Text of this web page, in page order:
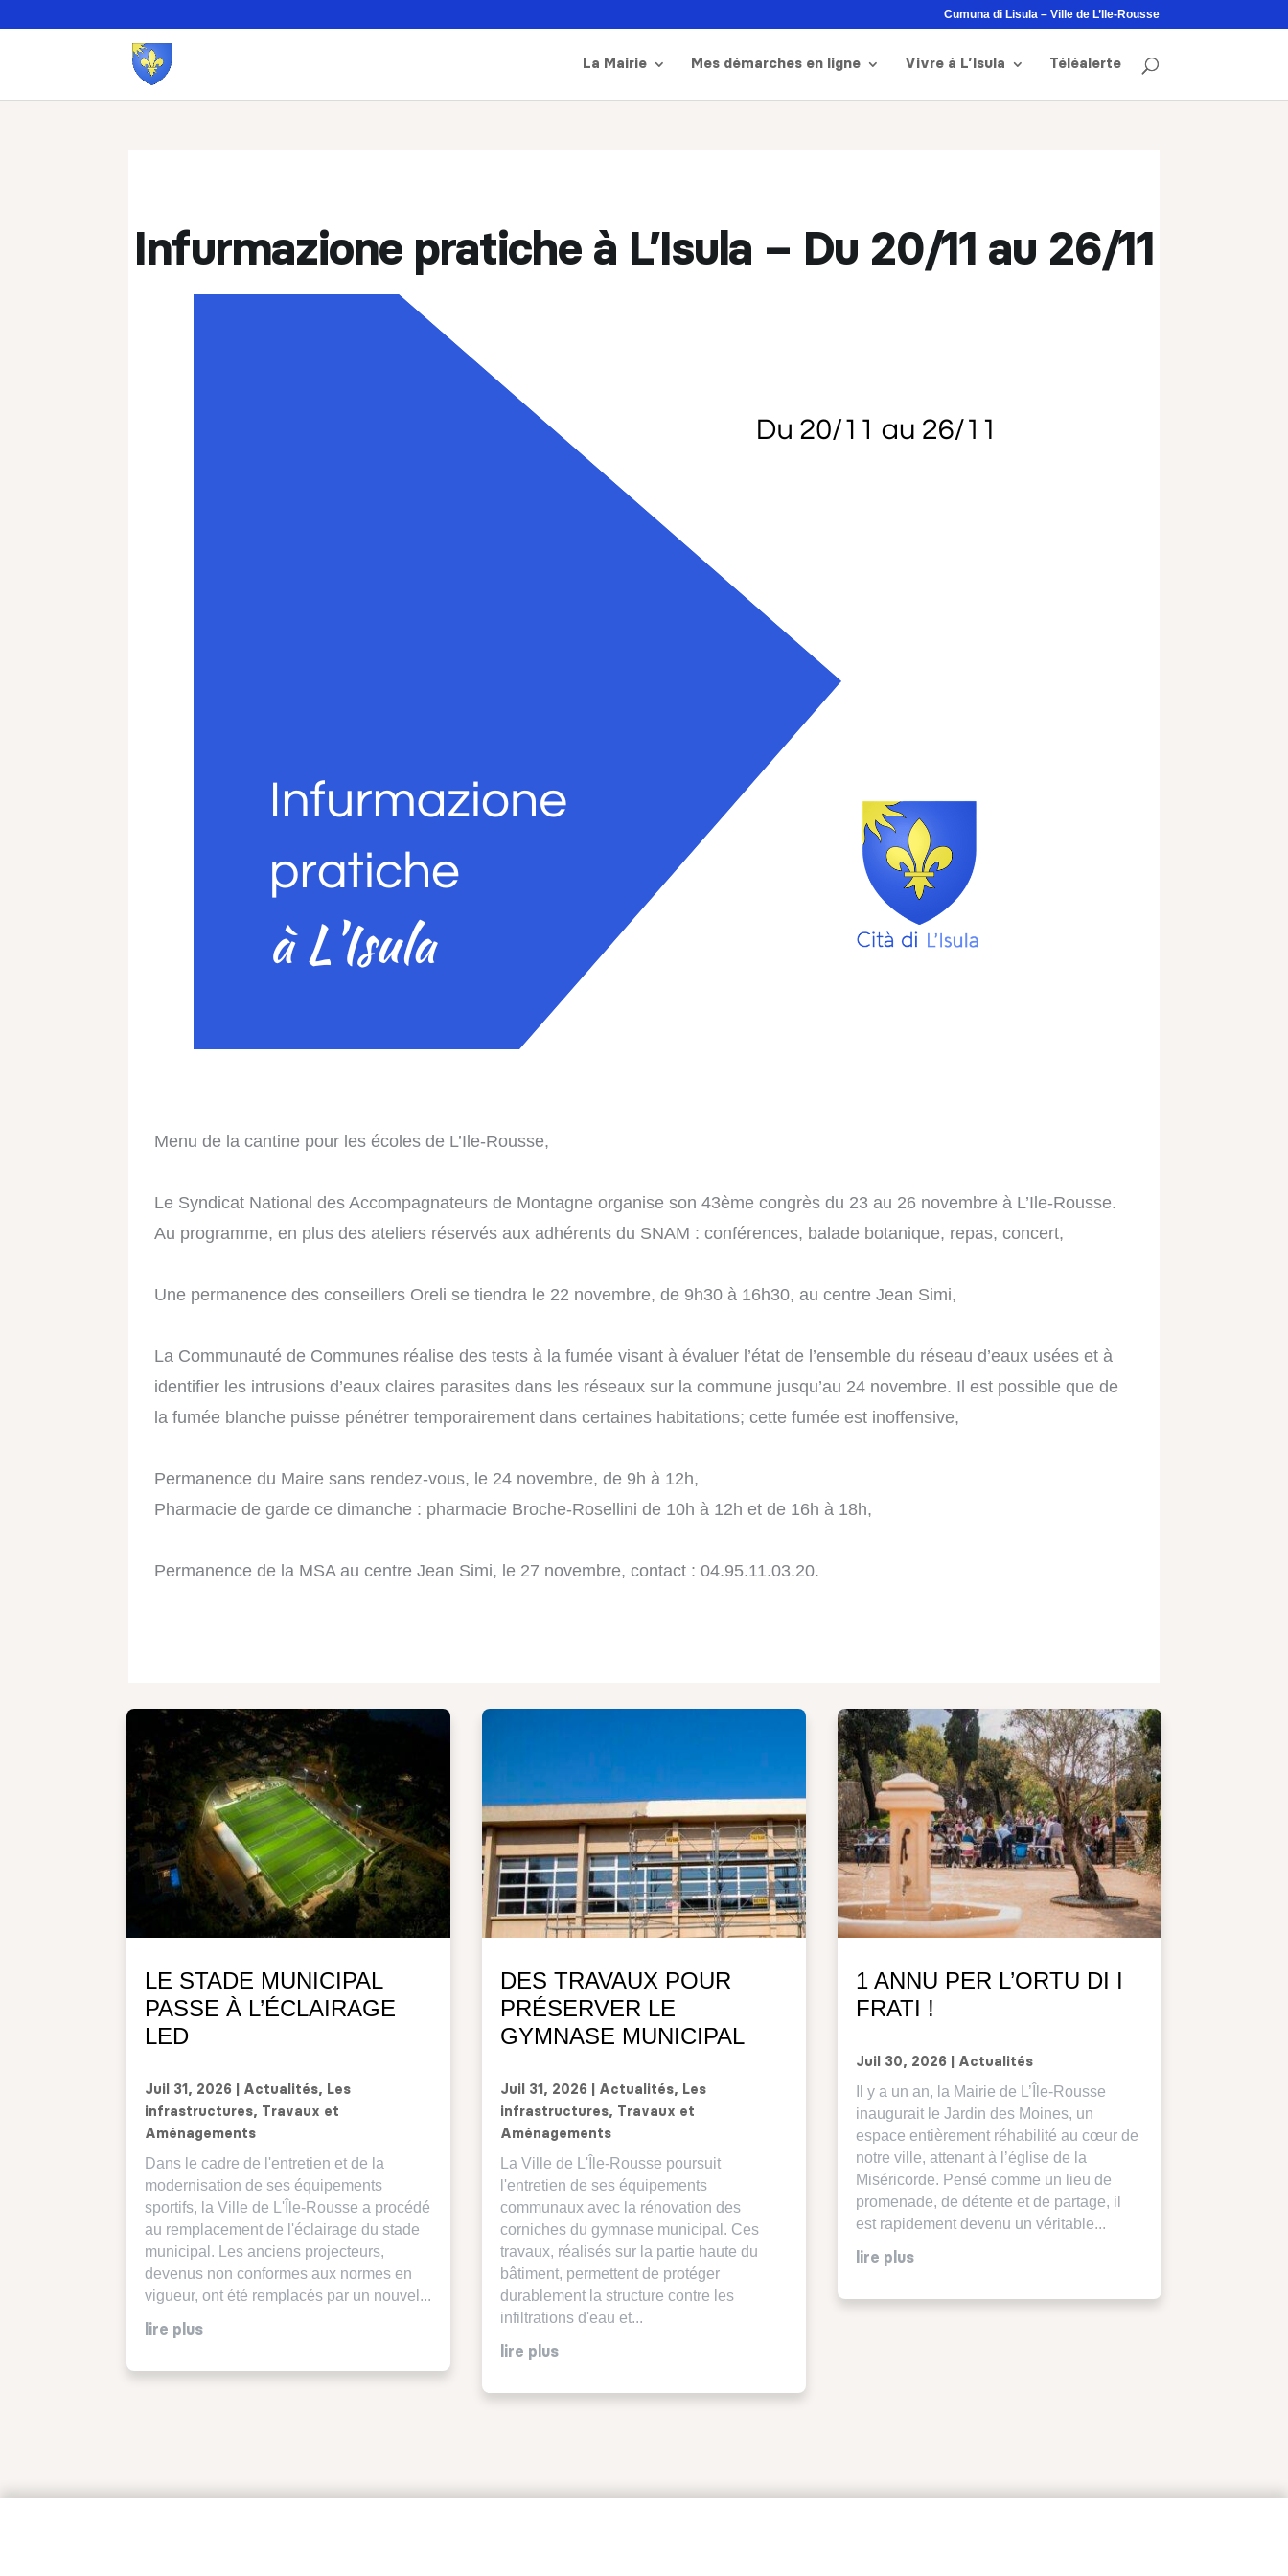
Cumuna di Lisula – Ville de L’Ile-Rousse
La Mairie Mes démarches en ligne Vivre à L’Isula Téléalerte
Infurmazione pratiche à L’Isula – Du 20/11 au 26/11
Menu de la cantine pour les écoles de L’Ile-Rousse,
Le Syndicat National des Accompagnateurs de Montagne organise son 43ème congrès du 23 au 26 novembre à L’Ile-Rousse.
Au programme, en plus des ateliers réservés aux adhérents du SNAM : conférences, balade botanique, repas, concert,
Une permanence des conseillers Oreli se tiendra le 22 novembre, de 9h30 à 16h30, au centre Jean Simi,
La Communauté de Communes réalise des tests à la fumée visant à évaluer l’état de l’ensemble du réseau d’eaux usées et à
identifier les intrusions d’eaux claires parasites dans les réseaux sur la commune jusqu’au 24 novembre. Il est possible que de
la fumée blanche puisse pénétrer temporairement dans certaines habitations; cette fumée est inoffensive,
Permanence du Maire sans rendez-vous, le 24 novembre, de 9h à 12h,
Pharmacie de garde ce dimanche : pharmacie Broche-Rosellini de 10h à 12h et de 16h à 18h,
Permanence de la MSA au centre Jean Simi, le 27 novembre, contact : 04.95.11.03.20.
LE STADE MUNICIPAL
PASSE À L’ÉCLAIRAGE
LED
Juil 31, 2026 Actualités, Les
infrastructures, Travaux et
Aménagements
Dans le cadre de l'entretien et de la
modernisation de ses équipements
sportifs, la Ville de L'Île-Rousse a procédé
au remplacement de l'éclairage du stade
municipal. Les anciens projecteurs,
devenus non conformes aux normes en
vigueur, ont été remplacés par un nouvel...
lire plus
DES TRAVAUX POUR
PRÉSERVER LE
GYMNASE MUNICIPAL
Juil 31, 2026| Actualités, Les
infrastructures, Travaux et
Aménagements
La Ville de L'Île-Rousse poursuit
l'entretien de ses équipements
communaux avec la rénovation des
corniches du gymnase municipal. Ces
travaux, réalisés sur la partie haute du
bâtiment, permettent de protéger
durablement la structure contre les
infiltrations d'eau et...
lire plus
1 ANNU PER L’ORTU DI I
FRATI !
Juil 30, 2026| Actualités
Il y a un an, la Mairie de L’Île-Rousse
inaugurait le Jardin des Moines, un
espace entièrement réhabilité au cœur de
notre ville, attenant à l’église de la
Miséricorde. Pensé comme un lieu de
promenade, de détente et de partage, il
est rapidement devenu un véritable...
lire plus